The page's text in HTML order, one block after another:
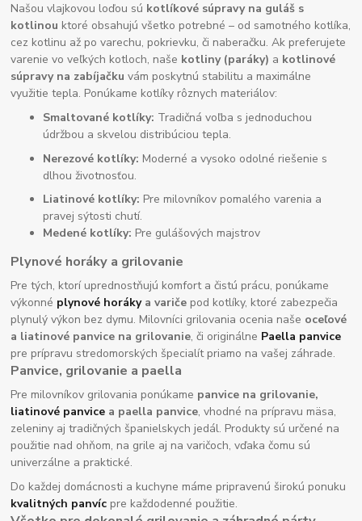
Našou vlajkovou loďou sú kotlíkové súpravy na guláš s
kotlinou ktoré obsahujú všetko potrebné – od samotného kotlíka,
cez kotlinu až po varechu, pokrievku, či naberačku. Ak preferujete
varenie vo veľkých kotloch, naše kotliny (paráky) a kotlinové
súpravy na zabíjačku vám poskytnú stabilitu a maximálne
využitie tepla. Ponúkame kotlíky rôznych materiálov:
Smaltované kotlíky: Tradičná voľba s jednoduchou
údržbou a skvelou distribúciou tepla.
Nerezové kotlíky: Moderné a vysoko odolné riešenie s
dlhou životnosťou.
Liatinové kotlíky: Pre milovníkov pomalého varenia a
pravej sýtosti chutí.
Medené kotlíky: Pre gulášových majstrov
Plynové horáky a grilovanie
Pre tých, ktorí uprednostňujú komfort a čistú prácu, ponúkame
výkonné plynové horákya variče pod kotlíky, ktoré zabezpečia
plynulý výkon bez dymu. Milovníci grilovania ocenia naše oceľové
a liatinové panvice na grilovanie, či originálne Paella panvice
pre prípravu stredomorských špecialít priamo na vašej záhrade.
Panvice, grilovanie a paella
Pre milovníkov grilovania ponúkame panvice na grilovanie,
liatinové panvice a paella panvice, vhodné na prípravu mäsa,
zeleniny aj tradičných španielskych jedál. Produkty sú určené na
použitie nad ohňom, na grile aj na varičoch, vďaka čomu sú
univerzálne a praktické.
Do každej domácnosti a kuchyne máme pripravenú širokú ponuku
kvalitných panvíc pre každodenné použitie.